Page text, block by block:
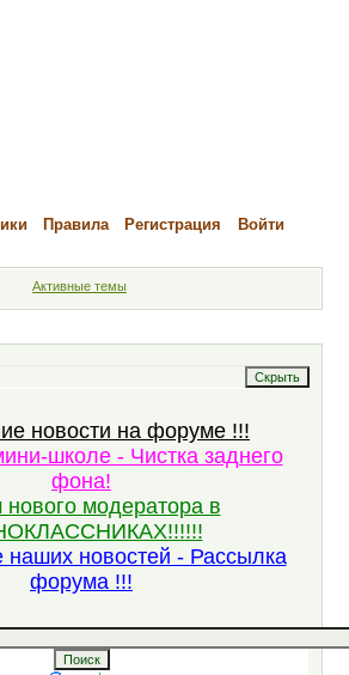
Правила Регистрация Войти
Активные темы
новости на форуме !!!
школе - Чистка заднего
фона!
модератора в
наших новостей - Рассылка
форума !!!